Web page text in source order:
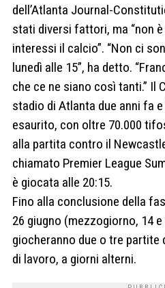
dell’Atlanta Journal-
stati diversi fattori, ma “non
interessi il ​​calcio”. “Non ci
lunedì alle 15”, ha detto.
che ce ne siano così tanti.” Il
stadio di Atlanta due anni fa
esaurito, con oltre 70.000
alla partita contro il
chiamato Premier League
è giocata alle 20:15.
Fino alla conclusione della
26 giugno (mezzogiorno, 14
giocheranno due o tre partite
di lavoro, a giorni alterni.